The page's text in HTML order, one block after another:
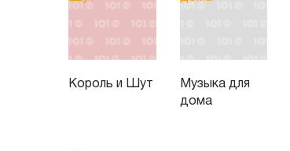
Король и Шут
Музыка для
дома